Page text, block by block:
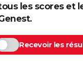
les scores et
Recevoir les